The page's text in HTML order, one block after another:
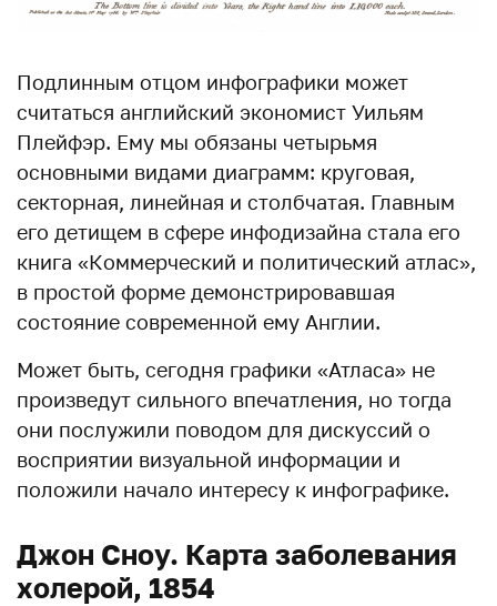
Подлинным отцом инфографики может
считаться английский экономист Уильям
Плейфэр. Ему мы обязаны четырьмя
основными видами диаграмм: круговая,
секторная, линейная и столбчатая. Главным
его детищем в сфере инфодизайна стала его
книга «Коммерческий и политический атлас»,
в простой форме демонстрировавшая
состояние современной ему Англии.
Может быть, сегодня графики «Атласа» не
произведут сильного впечатления, но тогда
они послужили поводом для дискуссий о
восприятии визуальной информации и
положили начало интересу к инфографике.
Джон Сноу. Карта заболевания
холерой, 1854